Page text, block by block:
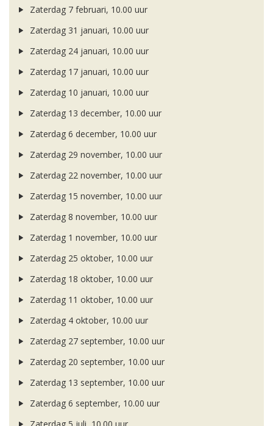
Zaterdag 7 februari, 10.00 uur
Zaterdag 31 januari, 10.00 uur
Zaterdag 24 januari, 10.00 uur
Zaterdag 17 januari, 10.00 uur
Zaterdag 10 januari, 10.00 uur
Zaterdag 13 december, 10.00 uur
Zaterdag 6 december, 10.00 uur
Zaterdag 29 november, 10.00 uur
Zaterdag 22 november, 10.00 uur
Zaterdag 15 november, 10.00 uur
Zaterdag 8 november, 10.00 uur
Zaterdag 1 november, 10.00 uur
Zaterdag 25 oktober, 10.00 uur
Zaterdag 18 oktober, 10.00 uur
Zaterdag 11 oktober, 10.00 uur
Zaterdag 4 oktober, 10.00 uur
Zaterdag 27 september, 10.00 uur
Zaterdag 20 september, 10.00 uur
Zaterdag 13 september, 10.00 uur
Zaterdag 6 september, 10.00 uur